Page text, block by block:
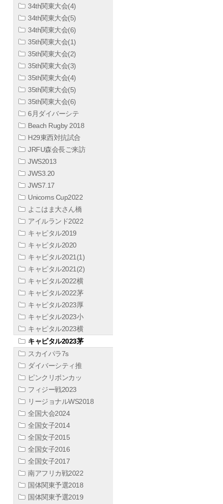
34th関東大会(4)
34th関東大会(5)
34th関東大会(6)
35th関東大会(1)
35th関東大会(2)
35th関東大会(3)
35th関東大会(4)
35th関東大会(5)
35th関東大会(6)
6月ダイバーシテ
Beach Rugby 2018
H29東西対抗試合
JRFU森会長ご来訪
JWS2013
JWS3.20
JWS7.17
Unicorns Cup2022
よこはま大さん橋
アイルランド2022
キャピタル2019
キャピタル2020
キャピタル2021(1)
キャピタル2021(2)
キャピタル2022横
キャピタル2022茅
キャピタル2023厚
キャピタル2023小
キャピタル2023横
キャピタル2023茅
スカイパラ7s
ダイバーシティ推
ピンクリボンカッ
フィジー戦2023
リージョナルWS2018
全国大会2024
全国女子2014
全国女子2015
全国女子2016
全国女子2017
南アフリカ戦2022
国体関東予選2018
国体関東予選2019